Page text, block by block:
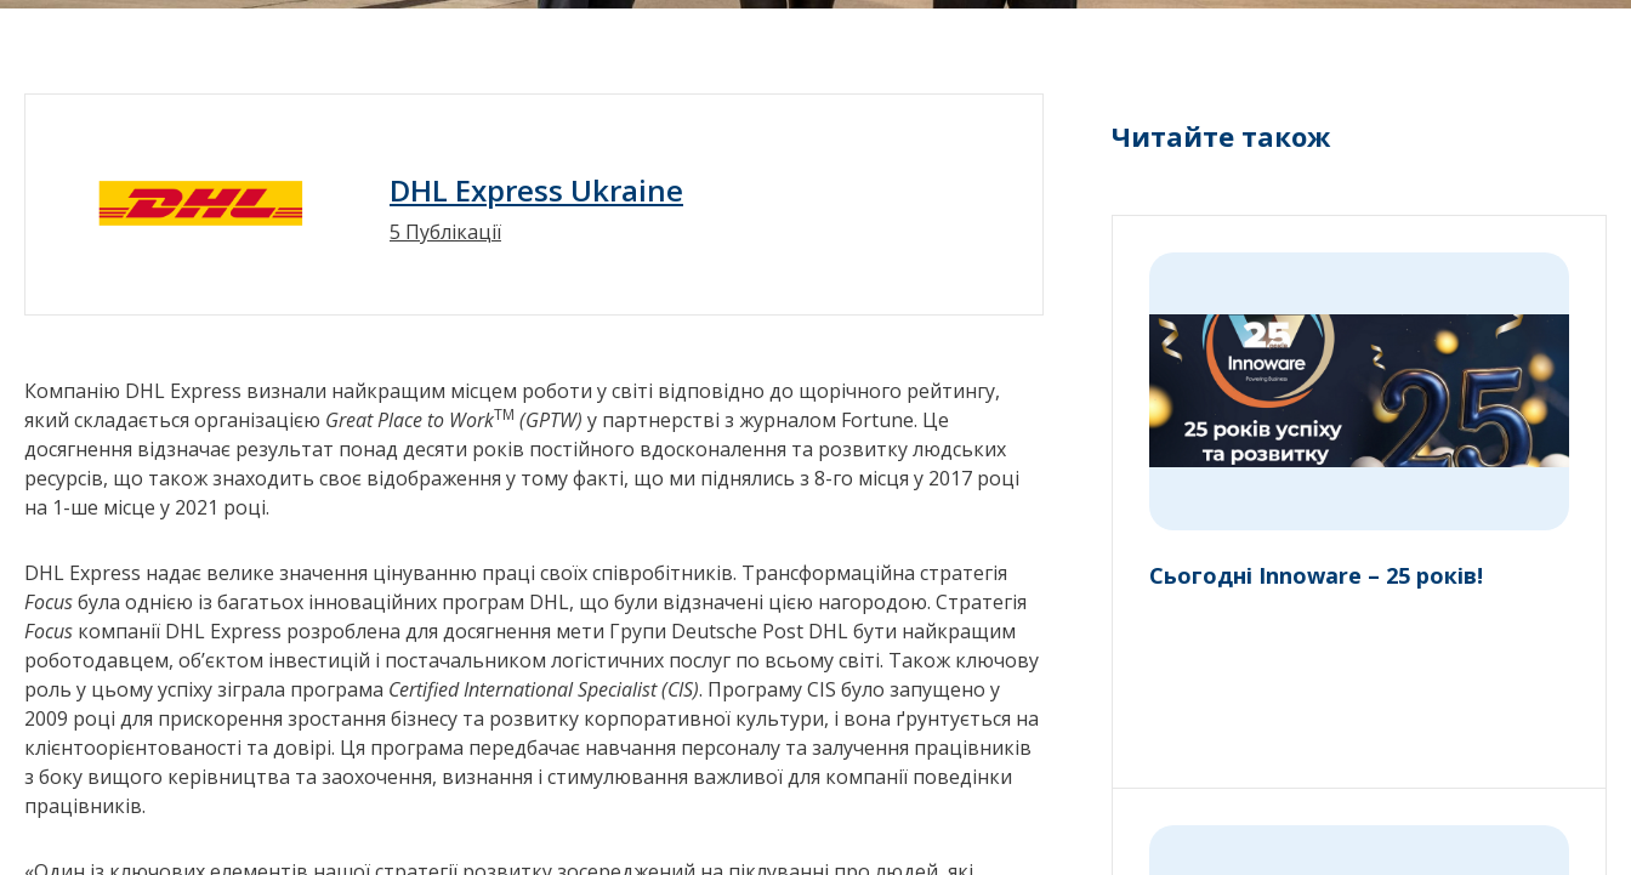
DHL Express Ukraine
5 Публікації
Компанію DHL Express визнали найкращим місцем роботи у світі відповідно до щорічного рейтингу,
який складається організацією Great Place to WorkTM (GPTW) у партнерстві з журналом Fortune. Це
досягнення відзначає результат понад десяти років постійного вдосконалення та розвитку людських
ресурсів, що також знаходить своє відображення у тому факті, що ми піднялись з 8-го місця у 2017 році
на 1-ше місце у 2021 році.
DHL Express надає велике значення цінуванню праці своїх співробітників. Трансформаційна стратегія
Focusбула однією із багатьох інноваційних програм DHL, що були відзначені цією нагородою. Стратегія
Focus компанії DHL Express розроблена для досягнення мети Групи Deutsche Post DHL бути найкращим
роботодавцем, об’єктом інвестицій і постачальником логістичних послуг по всьому світі. Також ключову
роль у цьому успіху зіграла програма Certified International Specialist (CIS). Програму CIS було запущено у
2009 році для прискорення зростання бізнесу та розвитку корпоративної культури, і вона ґрунтується на
клієнтоорієнтованості та довірі. Ця програма передбачає навчання персоналу та залучення працівників
з боку вищого керівництва та заохочення, визнання і стимулювання важливої для компанії поведінки
працівників.
Читайте також
Сьогодні Innoware – 25 років!